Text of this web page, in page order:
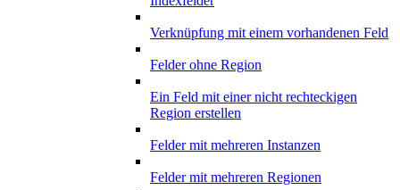
Verknüpfung mit einem vorhandenen Feld
Felder ohne Region
Ein Feld mit einer nicht rechteckigen
Region erstellen
Felder mit mehreren Instanzen
Felder mit mehreren Regionen